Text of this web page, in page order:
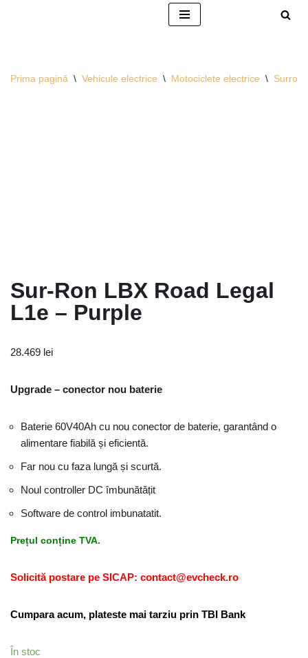
Prima pagină \ Vehicule electrice \ Motociclete electrice \ Surron
Sur-Ron LBX Road Legal
L1e – Purple
28.469 lei
Upgrade – conector nou baterie
Baterie 60V40Ah cu nou conector de baterie, garantând o
alimentare fiabilă și eficientă.
Far nou cu faza lungă și scurtă.
Noul controller DC îmbunătățit
Software de control imbunatatit.
Prețul conține TVA.
Solicită postare pe SICAP: contact@evcheck.ro
Cumpara acum, plateste mai tarziu prin TBI Bank
În stoc